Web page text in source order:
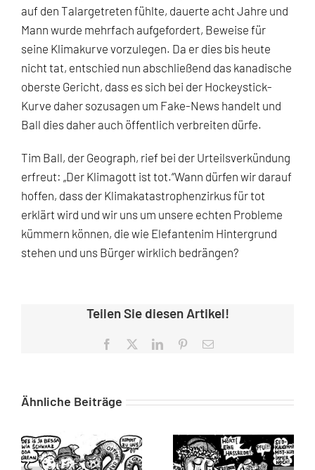
auf den Talargetreten fühlte, dauerte acht Jahre und
Mann wurde mehrfach aufgefordert, Beweise für
seine Klimakurve vorzulegen. Da er dies bis heute
nicht tat, entschied nun abschließend das kanadische
oberste Gericht, dass es sich bei der Hockeystick-
Kurve daher sozusagen um Fake-News handelt und
Ball dies daher auch öffentlich verbreiten dürfe.
Tim Ball, der Geograph, rief bei der Urteilsverkündung
erfreut: „Der Klimagott ist tot.“Wann dürfen wir darauf
hoffen, dass der Klimakatastrophenzirkus für tot
erklärt wird und wir uns um unsere echten Probleme
kümmern können, die wie Elefantenim Hintergrund
stehen und uns Bürger wirklich bedrängen?
Teilen Sie diesen Artikel!
Facebook LinkedInPinterest
E-
Ähnliche Beiträge